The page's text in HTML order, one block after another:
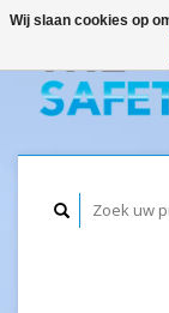
Wij slaan cookies op